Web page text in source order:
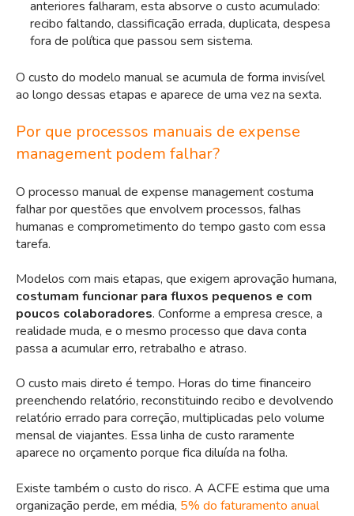
anteriores falharam, esta absorve o custo acumulado:
recibo faltando, classificação errada, duplicata, despesa
fora de política que passou sem sistema.
O custo do modelo manual se acumula de forma invisível
ao longo dessas etapas e aparece de uma vez na sexta.
Por que processos manuais de expense
management podem falhar?
O processo manual de expense management costuma
falhar por questões que envolvem processos, falhas
humanas e comprometimento do tempo gasto com essa
tarefa.
Modelos com mais etapas, que exigem aprovação humana,
costumam funcionar para fluxos pequenos e com
poucos colaboradores. Conforme a empresa cresce, a
realidade muda, e o mesmo processo que dava conta
passa a acumular erro, retrabalho e atraso.
O custo mais direto é tempo. Horas do time financeiro
preenchendo relatório, reconstituindo recibo e devolvendo
relatório errado para correção, multiplicadas pelo volume
mensal de viajantes. Essa linha de custo raramente
aparece no orçamento porque fica diluída na folha.
Existe também o custo do risco. A ACFE estima que uma
organização perde, em média, 5% do faturamento anual